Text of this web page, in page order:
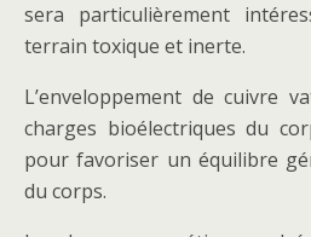
sera particulièrement
terrain toxique et inerte.
L’enveloppement de cuivre
charges bioélectriques du
pour favoriser un équilibre
du corps.